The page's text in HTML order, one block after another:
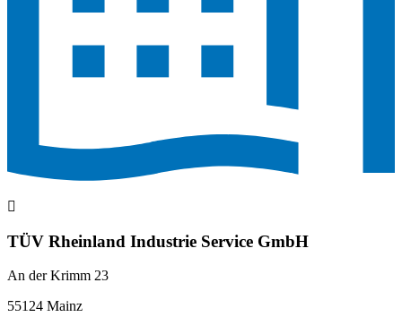
TÜV Rheinland Industrie Service GmbH
An der Krimm 23
55124 Mainz